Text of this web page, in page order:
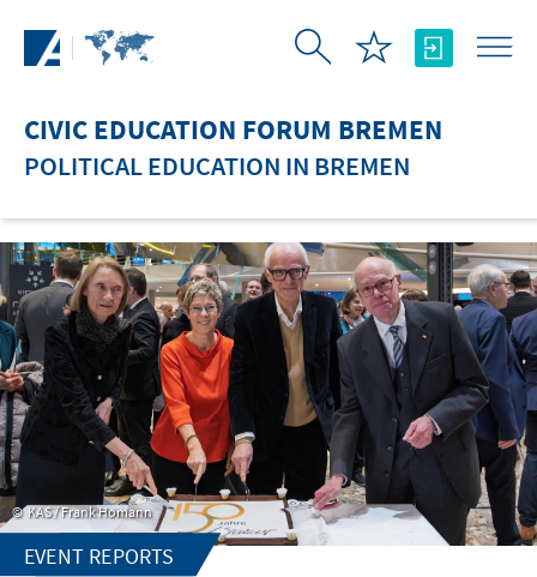
CIVIC EDUCATION FORUM BREMEN
POLITICAL EDUCATION IN BREMEN
KAS / Frank Homann
EVENT REPORTS